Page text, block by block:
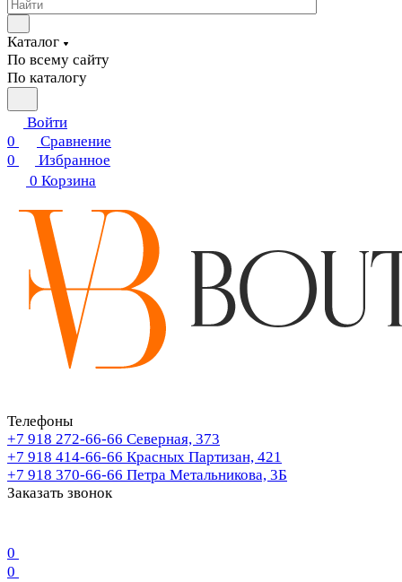
Каталог
По всему сайту
По каталогу
Войти
0
Сравнение
0
Избранное
0 Корзина
Телефоны
+7 918 272-66-66 Северная, 373
+7 918 414-66-66 Красных Партизан, 421
+7 918 370-66-66 Петра Метальникова, 3Б
Заказать звонок
0
0